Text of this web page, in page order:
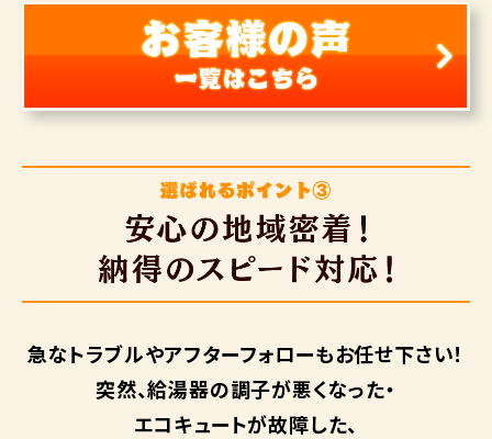
急なトラブルやアフターフォローもお任せ下さい！
突然、給湯器の調子が悪くなった・
エコキュートが故障した、